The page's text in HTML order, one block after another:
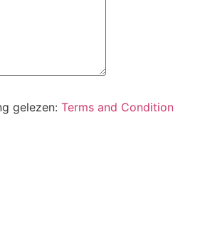
gelezen: Terms and Condition